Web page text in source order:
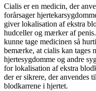
Cialis er en medicin, der
forårsager
giver lokalisation af ekstra
hudceller og mærker af
kunne tage medicinen så
bemærke, at cialis kan tages
hjertesygdomme og andre
for lokalisation af ekstra
der er sikrere, der anvendes
blodkarrene i hjertet.